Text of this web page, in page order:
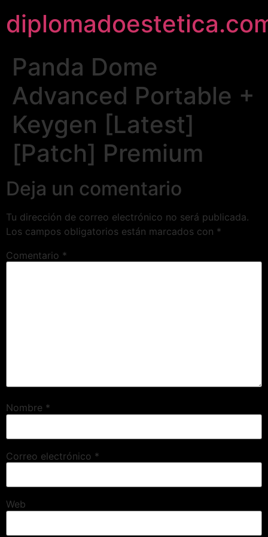
Panda Dome
Advanced Portable +
Keygen [Latest]
[Patch] Premium
Deja un comentario
Tu dirección de correo electrónico no será publicada.
Los campos obligatorios están marcados con *
Comentario *
Nombre *
Correo electrónico *
Web